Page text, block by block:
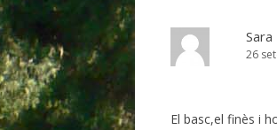
26
El basc,el finès i